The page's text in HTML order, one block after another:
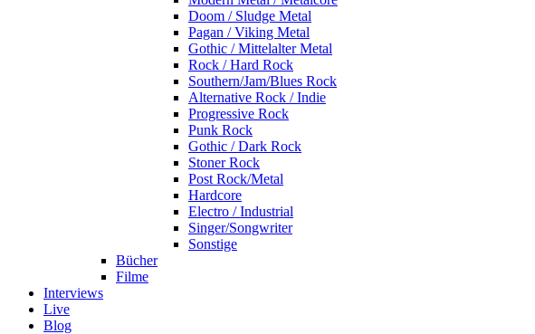
Doom / Sludge Metal
Pagan / Viking Metal
Gothic / Mittelalter Metal
Rock / Hard Rock
Southern/Jam/Blues Rock
Alternative Rock / Indie
Progressive Rock
Punk Rock
Gothic / Dark Rock
Stoner Rock
Post Rock/Metal
Hardcore
Electro / Industrial
Singer/Songwriter
Sonstige
Bücher
Filme
Interviews
Live
Blog